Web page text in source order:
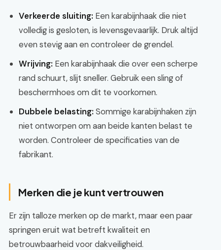
Verkeerde sluiting: Een karabijnhaak die niet
volledig is gesloten, is levensgevaarlijk. Druk altijd
even stevig aan en controleer de grendel.
Wrijving: Een karabijnhaak die over een scherpe
rand schuurt, slijt sneller. Gebruik een sling of
beschermhoes om dit te voorkomen.
Dubbele belasting: Sommige karabijnhaken zijn
niet ontworpen om aan beide kanten belast te
worden. Controleer de specificaties van de
fabrikant.
Merken die je kunt vertrouwen
Er zijn talloze merken op de markt, maar een paar
springen eruit wat betreft kwaliteit en
betrouwbaarheid voor dakveiligheid.